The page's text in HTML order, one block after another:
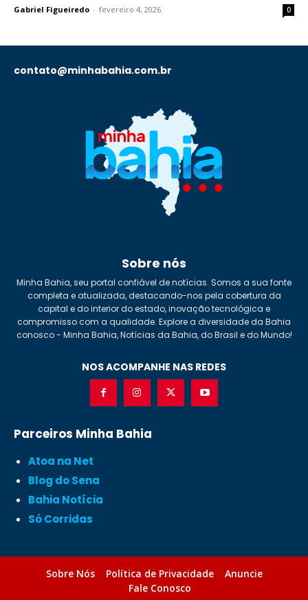
Gabriel Figueiredo - fevereiro 4, 2026 0
contato@minhabahia.com.br
Sobre nós
Minha Bahia, seu portal confiável de notícias. Somos a sua fonte
completa e atualizada, destacando-nos pela cobertura da
capital e do interior do estado, inovação tecnológica e
compromisso com a qualidade. Explore a diversidade da Bahia
conosco - Minha Bahia, Notícias da Bahia, do Brasil e do Mundo!
NOS ACOMPANHE NAS REDES
Parceiros Minha Bahia
Atoa na Net
Blog do Sena
Bahia Notícia
Só Corridas
Sobre Nós Política de Privacidade
Anuncie
Fale Conosco